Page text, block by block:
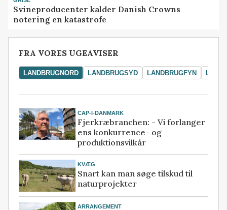
Svineproducenter kalder Danish Crowns
notering en katastrofe
FRA VORES UGEAVISER
LANDBRUGNORD LANDBRUGSYD LANDBRUGFYN
CAP-I-DANMARK
Fjerkræbranchen: - Vi forlanger
ens konkurrence- og
produktionsvilkår
KVÆG
Snart kan man søge tilskud til
naturprojekter
ARRANGEMENT